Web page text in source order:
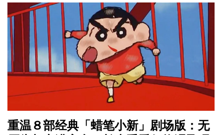
重温８部经典「蜡笔小新」剧场版：无